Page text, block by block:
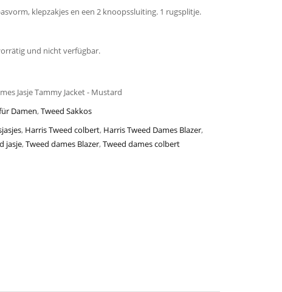
klepzakjes en een 2 knoopssluiting. 1 rugsplitje.
und nicht verfügbar.
Jasje Tammy Jacket - Mustard
Damen,Tweed Sakkos
, Harris Tweed colbert, Harris Tweed Dames Blazer,
jasje,Tweed dames Blazer,Tweed dames colbert